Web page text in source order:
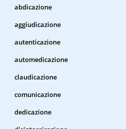
abdicazione
aggiudicazione
autenticazione
automedicazione
claudicazione
comunicazione
dedicazione